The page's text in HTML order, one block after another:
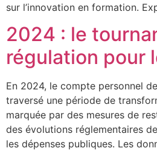
sur l’innovation en formation.
2024 : le
régulation pour
En 2024, le compte personnel
traversé une période de
marquée par des mesures de
des évolutions réglementaires
les dépenses publiques. Les